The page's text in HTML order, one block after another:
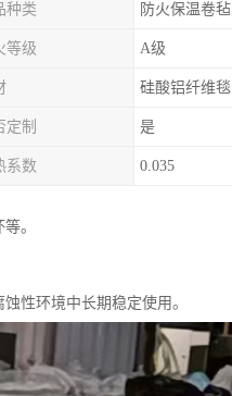
种类 防火保温卷毡
等级 A级
硅酸铝纤维毯
定制 是
系数 0.035
。
性环境中长期稳定使用。